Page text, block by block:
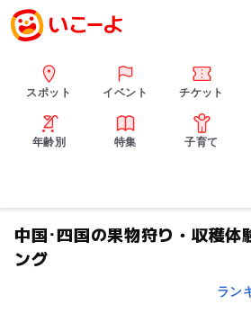
スポット イベント チケット
年齢別 特集 子育て
中国･四国の果物狩り・収穫体
ング
ラン